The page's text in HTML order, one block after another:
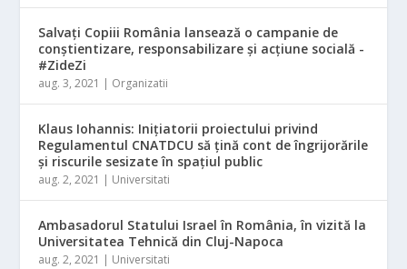
Salvaţi Copiii România lansează o campanie de
conştientizare, responsabilizare şi acţiune socială -
#ZideZi
aug. 3, 2021 | Organizatii
Klaus Iohannis: Iniţiatorii proiectului privind
Regulamentul CNATDCU să ţină cont de îngrijorările
şi riscurile sesizate în spaţiul public
aug. 2, 2021 | Universitati
Ambasadorul Statului Israel în România, în vizită la
Universitatea Tehnică din Cluj-Napoca
aug. 2, 2021 | Universitati